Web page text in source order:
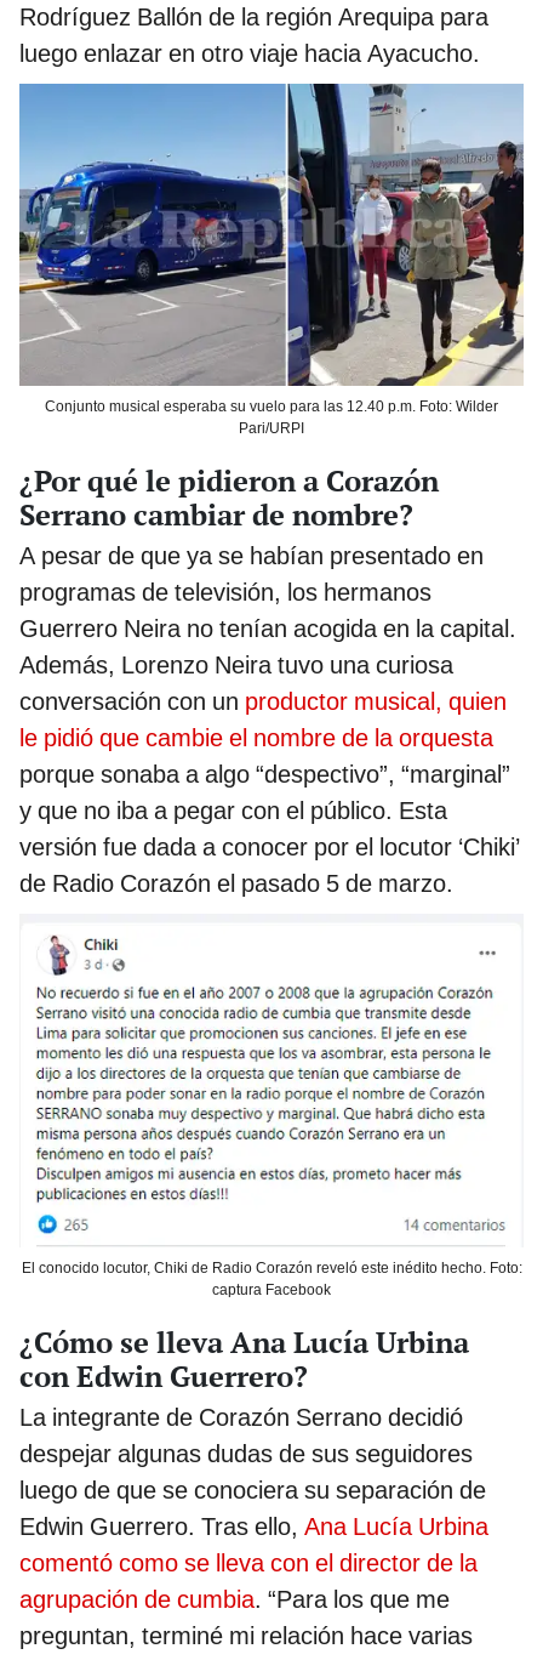
Rodríguez Ballón de la región Arequipa para
luego enlazar en otro viaje hacia Ayacucho.
Conjunto musical esperaba su vuelo para las 12.40 p.m. Foto: Wilder
Pari/URPI
¿Por qué le pidieron a Corazón
Serrano cambiar de nombre?
A pesar de que ya se habían presentado en
programas de televisión, los hermanos
Guerrero Neira no tenían acogida en la capital.
Además, Lorenzo Neira tuvo una curiosa
conversación con un productor musical, quien
le pidió que cambie el nombre de la orquesta
porque sonaba a algo “despectivo”, “marginal”
y que no iba a pegar con el público. Esta
versión fue dada a conocer por el locutor ‘Chiki’
de Radio Corazón el pasado 5 de marzo.
El conocido locutor, Chiki de Radio Corazón reveló este inédito hecho. Foto:
captura Facebook
¿Cómo se lleva Ana Lucía Urbina
con Edwin Guerrero?
La integrante de Corazón Serrano decidió
despejar algunas dudas de sus seguidores
luego de que se conociera su separación de
Edwin Guerrero. Tras ello, Ana Lucía Urbina
comentó como se lleva con el director de la
agrupación de cumbia. “Para los que me
preguntan, terminé mi relación hace varias